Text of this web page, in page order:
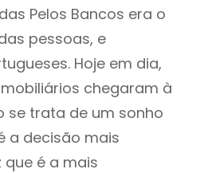
Pelos Bancos era o
pessoas, e
Hoje em dia,
chegaram à
se trata de um sonho
a decisão mais
é a mais